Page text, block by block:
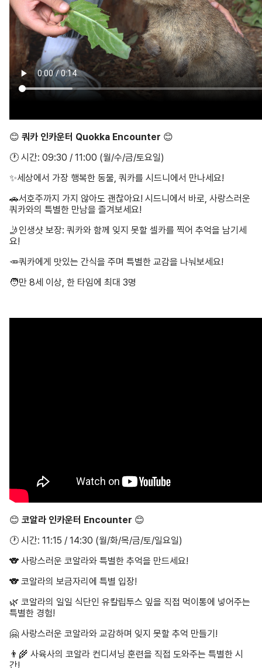
😊 쿼카 인카운터 Quokka Encounter 😊
🕐 시간: 09:30 / 11:00 (월/수/금/토요일)
✨세상에서 가장 행복한 동물, 쿼카를 시드니에서 만나세요!
🚗서호주까지 가지 않아도 괜찮아요! 시드니에서 바로, 사랑스러운
쿼카와의 특별한 만남을 즐겨보세요!
🤳인생샷 보장: 쿼카와 함께 잊지 못할 셀카를 찍어 추억을 남기세
요!
🥕쿼카에게 맛있는 간식을 주며 특별한 교감을 나눠보세요!
🧑만 8세 이상, 한 타임에 최대 3명
😊 코알라 인카운터 Encounter 😊
🕐 시간: 11:15 / 14:30 (월/화/목/금/토/일요일)
🐨 사랑스러운 코알라와 특별한 추억을 만드세요!
🐨 코알라의 보금자리에 특별 입장!
🌿 코알라의 일일 식단인 유칼립투스 잎을 직접 먹이통에 넣어주는
특별한 경험!
🤗 사랑스러운 코알라와 교감하며 잊지 못할 추억 만들기!
👨‍🌾 사육사의 코알라 컨디셔닝 훈련을 직접 도와주는 특별한 시
간!